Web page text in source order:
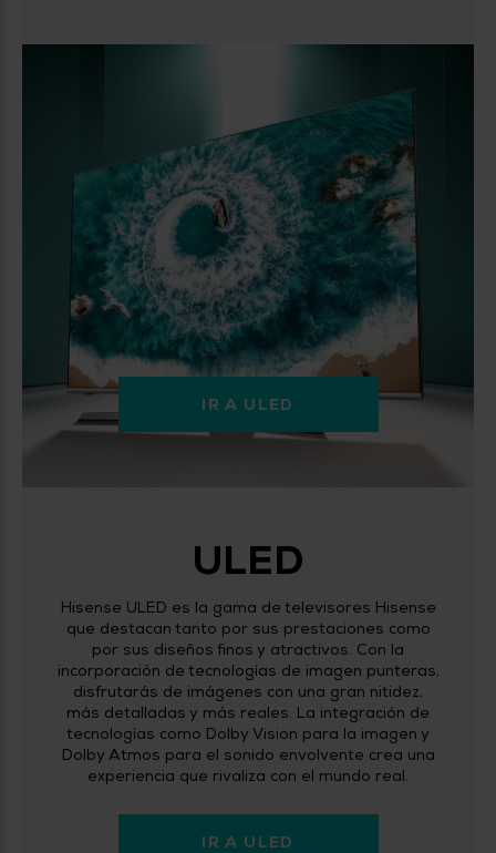
IR A ULED
ULED
Hisense ULED es la gama de televisores Hisense
que destacan tanto por sus prestaciones como
por sus diseños finos y atractivos. Con la
incorporación de tecnologías de imagen punteras,
disfrutarás de imágenes con una gran nitidez,
más detalladas y más reales. La integración de
tecnologías como Dolby Vision para la imagen y
Dolby Atmos para el sonido envolvente crea una
experiencia que rivaliza con el mundo real.
IR A ULED